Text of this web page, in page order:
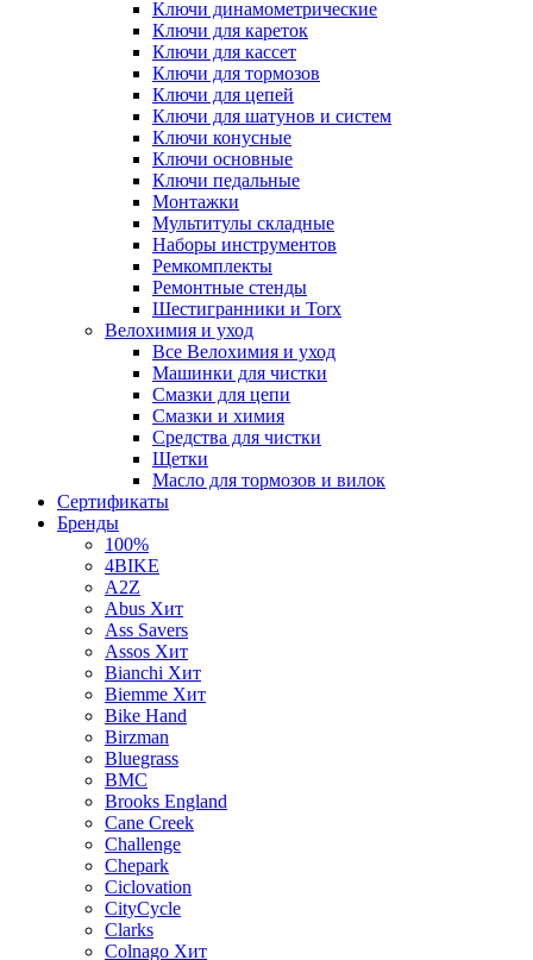
Ключи динамометрические
Ключи для кареток
Ключи для кассет
Ключи для тормозов
Ключи для цепей
Ключи для шатунов и систем
Ключи конусные
Ключи основные
Ключи педальные
Монтажки
Мультитулы складные
Наборы инструментов
Ремкомплекты
Ремонтные стенды
Шестигранники и Torx
Велохимия и уход
Все Велохимия и уход
Машинки для чистки
Смазки для цепи
Смазки и химия
Средства для чистки
Щетки
Масло для тормозов и вилок
Сертификаты
Бренды
100%
4BIKE
A2Z
Abus Хит
Ass Savers
Assos Хит
Bianchi Хит
Biemme Хит
Bike Hand
Birzman
Bluegrass
BMC
Brooks England
Cane Creek
Challenge
Chepark
Ciclovation
CityCycle
Clarks
Colnago Хит